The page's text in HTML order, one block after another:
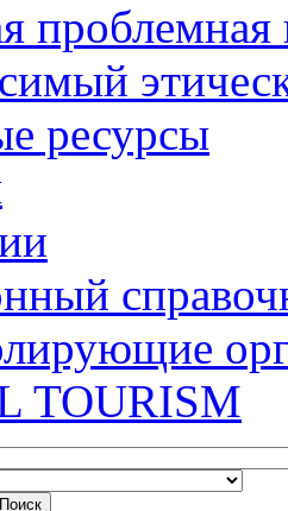
проблемная
ресурсы
TOURISM
Поиск